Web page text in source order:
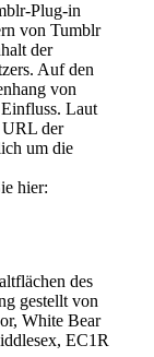
Plug-in
von Tumblr
der
Auf den
von
Laut
URL der
um die
hier:
des
gestellt von
White Bear
EC1R